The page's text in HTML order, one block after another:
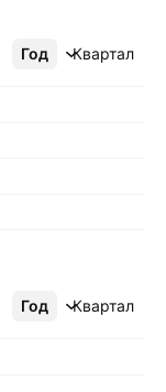
Год Квартал
Ещё
Год Квартал
Ещё